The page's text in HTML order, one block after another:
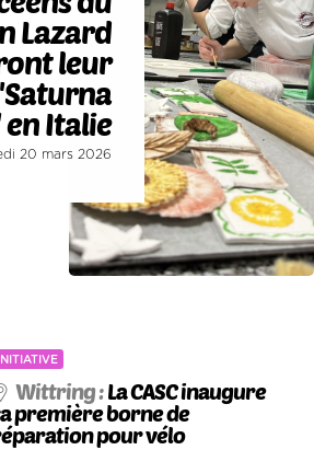
Lazard
leur
Italie
20 mars 2026
Wittring :La CASC inaugure
première borne de
pour vélo